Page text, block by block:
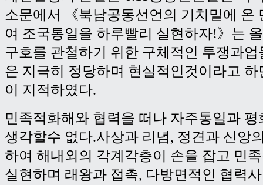
소문에서 《북남공동선언의 기치밑에 온
여 조국통일을 하루빨리 실현하자!》는
구호를 관철하기 위한 구체적인 투쟁과
은 지극히 정당하며 현실적인것이라고
이 지적하였다.
민족적화해와 협력을 떠나 자주통일과
생각할수 없다.사상과 리념, 정견과 신앙
하여 해내외의 각계각층이 손을 잡고 민
실현하며 래왕과 접촉, 다방면적인 협력